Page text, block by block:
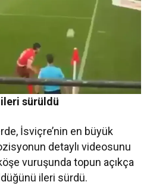
ileri sürüldü
İsviçre’nin en büyük
detaylı videosunu
vuruşunda topun açıkça
ileri sürdü.